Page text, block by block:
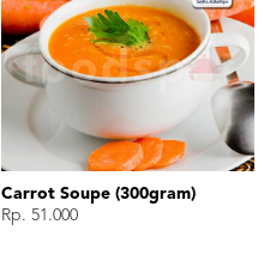
Carrot Soupe (300gram)
Rp. 51.000